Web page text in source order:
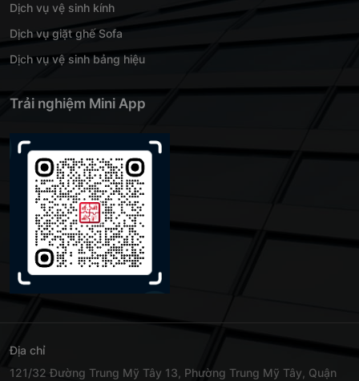
Dịch vụ vệ sinh kính
Dịch vụ giặt ghế Sofa
Dịch vụ vệ sinh bảng hiệu
Trải nghiệm Mini App
Địa chỉ
121/32 Đường Trung Mỹ Tây 13, Phường Trung Mỹ Tây, Quận